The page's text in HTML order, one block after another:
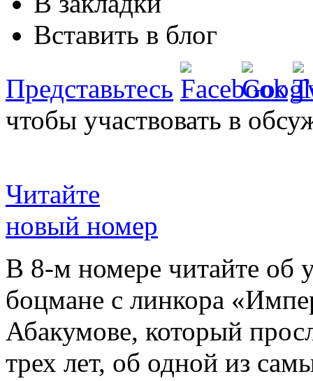
Вставить в блог
Представьтесь
чтобы участвовать в
Читайте
новый номер
В 8-м номере читайте об
боцмане с линкора
Абакумове, который
трех лет, об одной из